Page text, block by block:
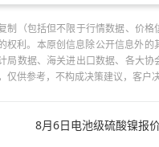
（包括但不限于行情数据、价格
利。本原创信息除公开信息外
数据、海关进出口数据、各大
供参考，不构成决策建议，客户
8月6日电池级硫酸镍报